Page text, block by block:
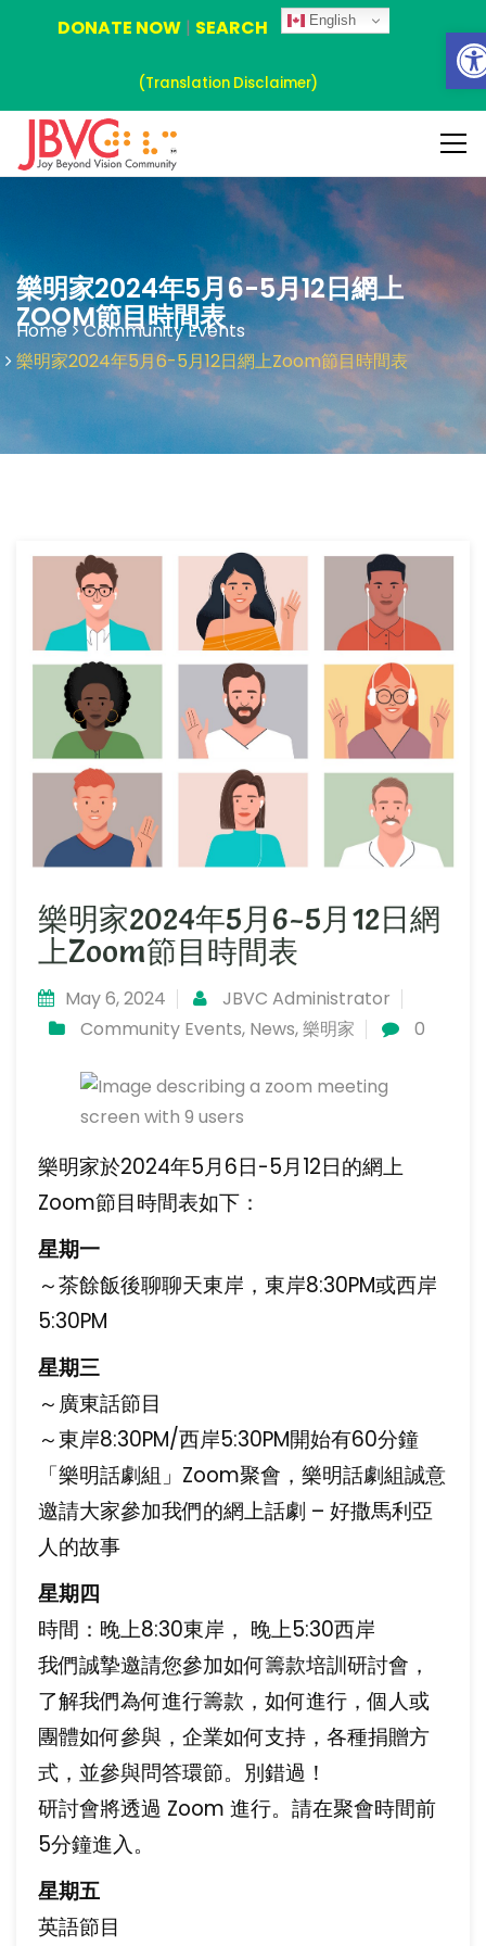
DONATE NOW| SEARCH English
(Translation Disclaimer)
樂明家2024年5月6-5月12日網上
ZOOM節目時間表
Home
Community Events
樂明家2024年5月6-5月12日網上Zoom節目時間表
樂明家2024年5月6-5月12日網
上Zoom節目時間表
May 6, 2024
JBVC Administrator
Community Events, News,樂明家 0
樂明家於2024年5月6日-5月12日的網上
Zoom節目時間表如下：
星期一
～茶餘飯後聊聊天東岸，東岸8:30PM或西岸
5:30PM
星期三
～廣東話節目
～東岸8:30PM/西岸5:30PM開始有60分鐘
「樂明話劇組」Zoom聚會，樂明話劇組誠意
邀請大家參加我們的網上話劇 – 好撒馬利亞
人的故事
星期四
時間：晚上8:30東岸， 晚上5:30西岸
我們誠摯邀請您參加如何籌款培訓研討會，
了解我們為何進行籌款，如何進行，個人或
團體如何參與，企業如何支持，各種捐贈方
式，並參與問答環節。別錯過！
研討會將透過 Zoom 進行。請在聚會時間前
5分鐘進入。
星期五
英語節目